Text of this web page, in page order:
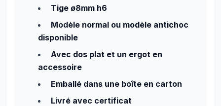
Tige ø8mm h6
Modèle normal ou modèle antichoc
disponible
Avec dos plat et un ergot en
accessoire
Emballé dans une boîte en carton
Livré avec certificat